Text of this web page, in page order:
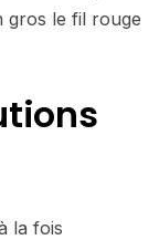
gros le fil rouge
la fois